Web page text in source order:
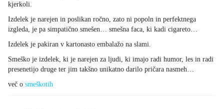
kjerkoli.
Izdelek je narejen in poslikan ročno, zato ni popoln in perfektnega
izgleda, je pa simpatično smešen… smešna faca, ki kadi cigareto…
Izdelek je pakiran v kartonasto embalažo na slami.
Smeško je izdelek, ki je narejen za ljudi, ki imajo radi humor, les in radi
presenetijo druge ter jim takšno unikatno darilo pričara nasmeh…
več o smeškotih